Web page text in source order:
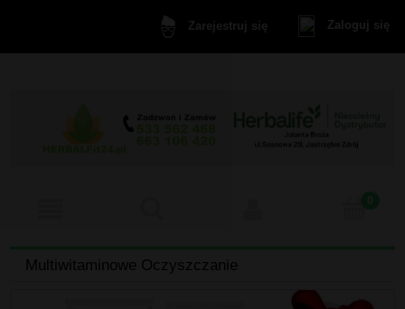
Zarejestruj się Zaloguj się
Multiwitaminowe Oczyszczanie